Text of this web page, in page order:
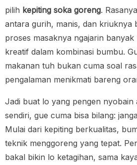
pilih kepiting soka goreng.
antara gurih, manis, dan kriuknya
proses masaknya ngajarin banyak
kreatif dalam kombinasi bumbu.
makanan tuh bukan cuma soal
pengalaman menikmati bareng
Jadi buat lo yang pengen nyobain
sendiri, gue cuma bisa bilang:
Mulai dari kepiting berkualitas,
teknik menggoreng yang tepat.
bakal bikin lo ketagihan, sama